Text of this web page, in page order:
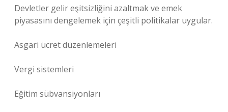
Devletler gelir eşitsizliğini azaltmak ve emek
piyasasını dengelemek için çeşitli politikalar uygular.
Asgari ücret düzenlemeleri
Vergi sistemleri
Eğitim sübvansiyonları